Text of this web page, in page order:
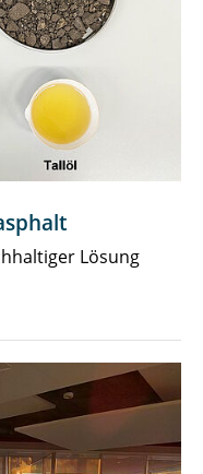
Lösung